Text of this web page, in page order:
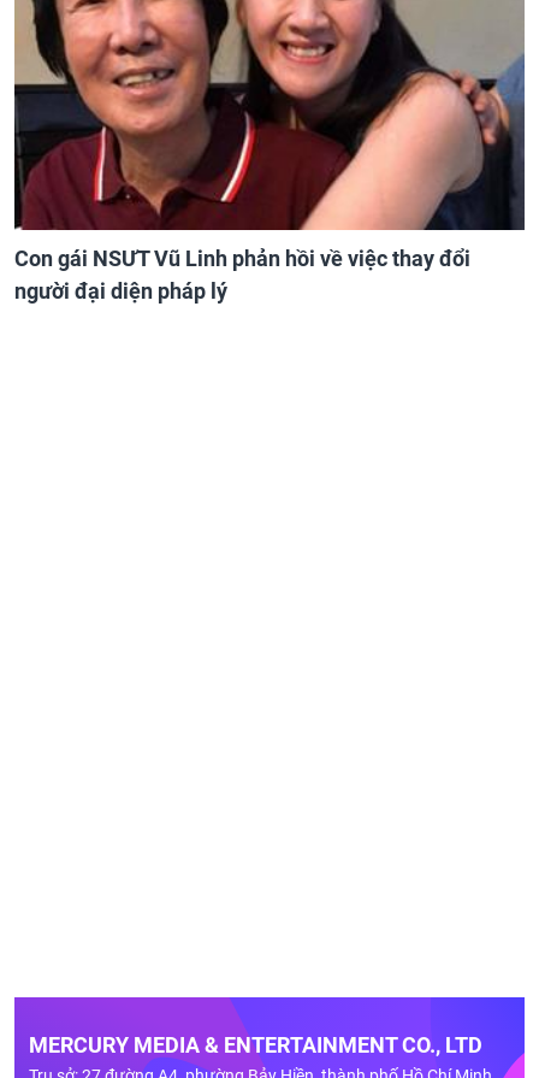
Con gái NSƯT Vũ Linh phản hồi về việc thay đổi
người đại diện pháp lý
MERCURY MEDIA & ENTERTAINMENT CO., LTD